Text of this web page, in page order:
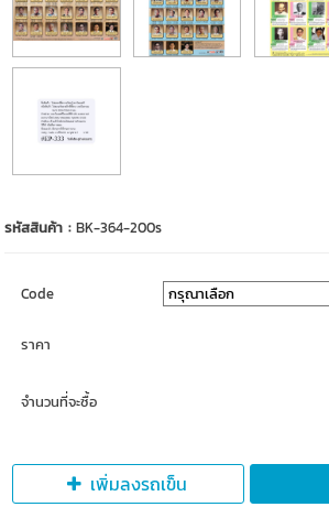
รหัสสินค้า :BK-364-200s
Code
ราคา
จำนวนที่จะซื้อ
เพิ่มลงรถเข็น